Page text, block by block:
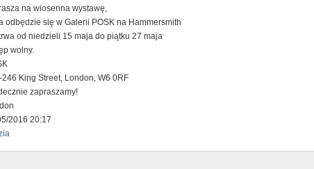
na wiosenna wystawę,
odbędzie się w Galerii POSK na Hammersmith
od niedzieli 15 maja do piątku 27 maja
wolny.
King Street, London, W6 0RF
zapraszamy!
2016 20:17